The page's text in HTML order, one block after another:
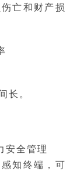
亡和财产损
。
安全管理
知终端，可